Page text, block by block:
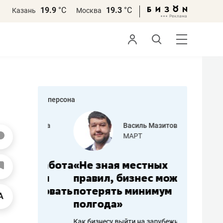
Казань 19.9 °С Москва 19.3 °С
персона
работа
Василь Мазитов
МАРТ
«Не зная местных
правил, бизнес может
потерять минимум
полгода»